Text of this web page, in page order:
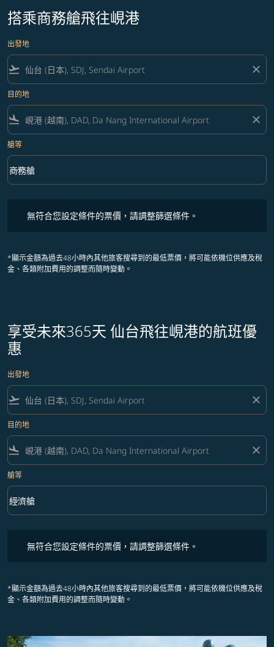
搭乘商務艙飛往峴港
出發地
flight_takeoff close
目的地
flight_land close
艙等
艙等 option 商務艙 Selected
商務艙
keyboard_arrow_down
無符合您設定條件的票價，請調整篩選條件。
*顯示金額為過去48小時內其他旅客搜尋到的最低票價，將可能依機位供應及稅
金、各類附加費用的調整而隨時變動。
享受未來365天 仙台飛往峴港的航班優
惠
出發地
flight_takeoff close
目的地
flight_land close
艙等
艙等 option 經濟艙 Selected
經濟艙
keyboard_arrow_down
無符合您設定條件的票價，請調整篩選條件。
*顯示金額為過去48小時內其他旅客搜尋到的最低票價，將可能依機位供應及稅
金、各類附加費用的調整而隨時變動。